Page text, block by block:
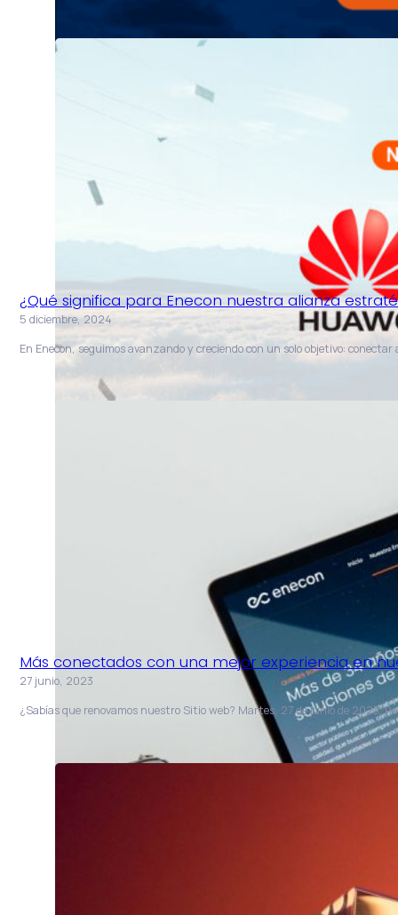
¿Qué significa para Enecon nuestra alianza
5 diciembre, 2024
En Enecon, seguimos avanzando y creciendo con un solo objetivo:
Más conectados con una mejor experiencia en
27 junio, 2023
¿Sabías que renovamos nuestro Sitio web? Martes, 27 de junio de 2023.